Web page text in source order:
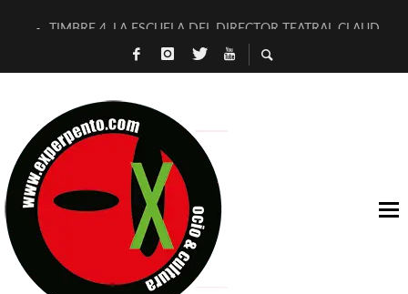
TIMBRE 4, LA ESCUELA DEL DIRECTOR TEATRAL CLAUDIO
30 AÑOS (NO ES NADA) DE LA KATARSIS DEL TOMATAZO
D’BALDOMEROS REINVENTAN [BITÁCORA 3.0] EN EXVITA
MARSHALL FLASH PRESENTA EN EXVITA [RELATIVA
JOFRE BARDAGÍ EN EXVITA INTERPRETANDO A SERRAT
YORCH PRESENTA [CURSO DE ARMONÍA PERSECUTORIA]
MAGALÍ SARE NOS EXPLICA [DESCASADA]
«NO TENGO PUTOS SUEÑOS»